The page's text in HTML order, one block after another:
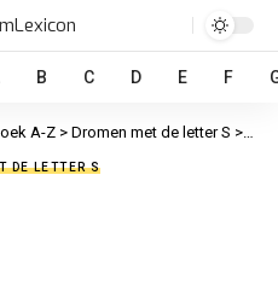
B C D E F
A-Z > Dromen met de letter S >
DE LETTER S